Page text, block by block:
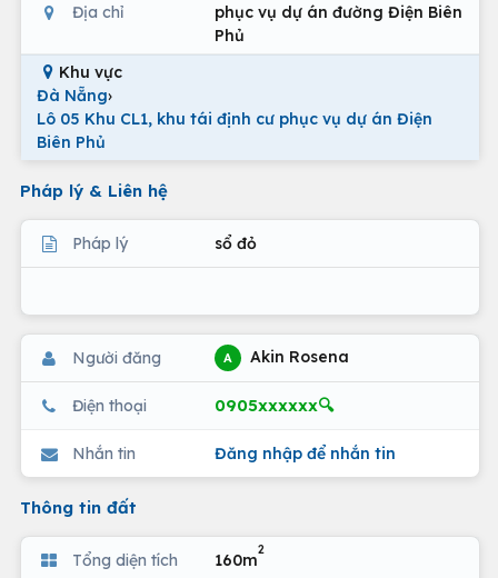
Địa chỉ
phục vụ dự án đường Điện Biên
Phủ
Khu vực
Đà Nẵng›
Lô 05 Khu CL1, khu tái định cư phục vụ dự án Điện
Biên Phủ
Pháp lý & Liên hệ
Pháp lý sổ đỏ
Người đăng A Akin Rosena
Điện thoại 0905xxxxxx🔍
Nhắn tin Đăng nhập để nhắn tin
Thông tin đất
Tổng diện tích 160m
2